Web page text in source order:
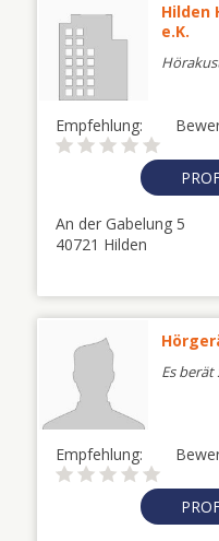
Hilden
e.K.
Empfehlung:
An der Gabelung 5
40721 Hilden
Es
Empfehlung: